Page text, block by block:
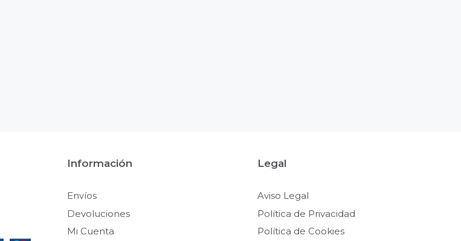
Información
Envíos
Devoluciones
Mi Cuenta
Legal
Aviso Legal
Política de Privacidad
Política de Cookies